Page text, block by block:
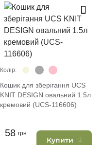
Колір:
Кошик для зберігання UCS
KNIT DESIGN овальний 1.5л
кремовий (UCS-116606)
58 грн
Купити